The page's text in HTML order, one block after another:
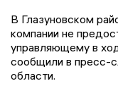
В Глазуновском
компании не
управляющему в
сообщили в пресс-
области.